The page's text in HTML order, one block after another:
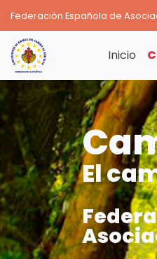
Federación Española de
Inicio
El